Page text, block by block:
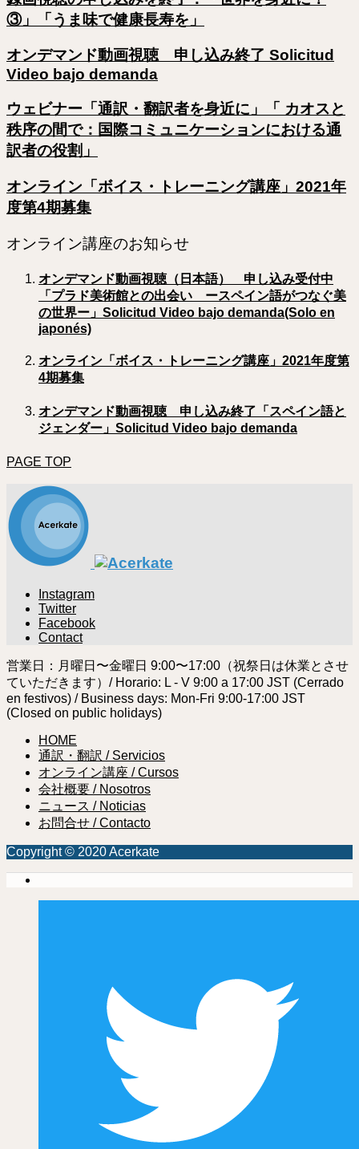
③」「うま味で健康長寿を」
オンデマンド動画視聴 申し込み終了 Solicitud
Video bajo demanda
ウェビナー「通訳・翻訳者を身近に」「 カオスと
秩序の間で：国際コミュニケーションにおける通
訳者の役割」
オンライン「ボイス・トレーニング講座」2021年
度第4期募集
オンライン講座のお知らせ
オンデマンド動画視聴（日本語） 申し込み受付中
「プラド美術館との出会い ースペイン語がつなぐ美
の世界ー」Solicitud Video bajo demanda(Solo en
japonés)
オンライン「ボイス・トレーニング講座」2021年度第
4期募集
オンデマンド動画視聴 申し込み終了「スペイン語と
ジェンダー」Solicitud Video bajo demanda
PAGE TOP
Instagram
Twitter
Facebook
Contact
営業日：月曜日〜金曜日 9:00〜17:00（祝祭日は休業とさせ
ていただきます）/ Horario: L - V 9:00 a 17:00 JST (Cerrado
en festivos) / Business days: Mon-Fri 9:00-17:00 JST
(Closed on public holidays)
HOME
通訳・翻訳 / Servicios
オンライン講座 / Cursos
会社概要 / Nosotros
ニュース / Noticias
お問合せ / Contacto
Copyright © 2020 Acerkate